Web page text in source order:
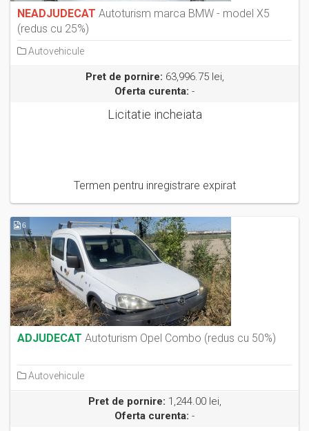
NEADJUDECAT Autoturism marca BMW - model X5
(redus cu 25%)
Autovehicule
Pret de pornire: 63,996.75 lei,
Oferta curenta: -
Licitatie incheiata
Termen pentru inregistrare expirat
6
ADJUDECAT Autoturism Opel Combo (redus cu 50%)
Autovehicule
Pret de pornire: 1,244.00 lei,
Oferta curenta: -